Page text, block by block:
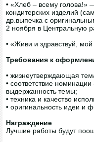
• «Хлеб – всему голова!»
кондитерских изделий
др.выпечка с
2 ноября в Центральную
• «Живи и здравствуй,
Требования к
• жизнеутверждающая
• соответствие
выдержанность темы;
• техника и качество
• оригинальность идеи и
Награждение
Лучшие работы будут